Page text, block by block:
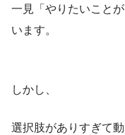
一見「やりたいこと
います。
しかし、
選択肢がありすぎて